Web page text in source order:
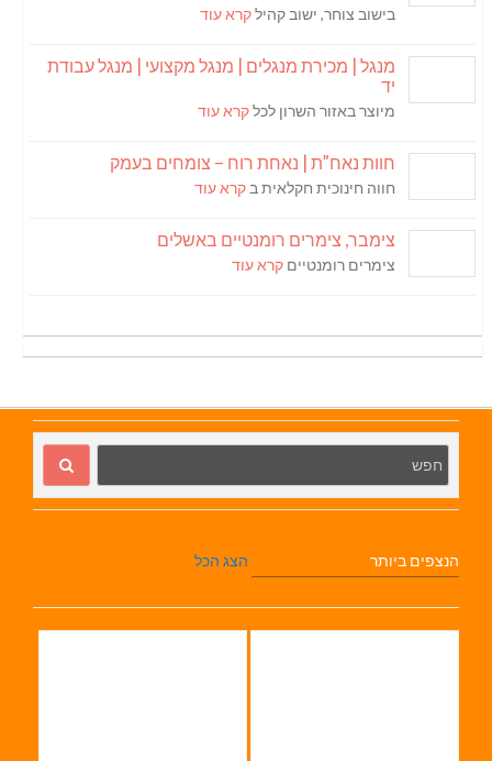
בישוב צוחר, ישוב קהילקרא עוד
מנגל | מכירת מנגלים | מנגל מקצועי | מנגל עבודת
יד
מיוצר באזור השרון לכלקרא עוד
חוות נאח”ת | נאחת רוח – צומחים בעמק
חווה חינוכית חקלאית ב קרא עוד
צימבר, צימרים רומנטיים באשלים
צימרים רומנטיים קרא עוד
הנצפים ביותר הצג הכל